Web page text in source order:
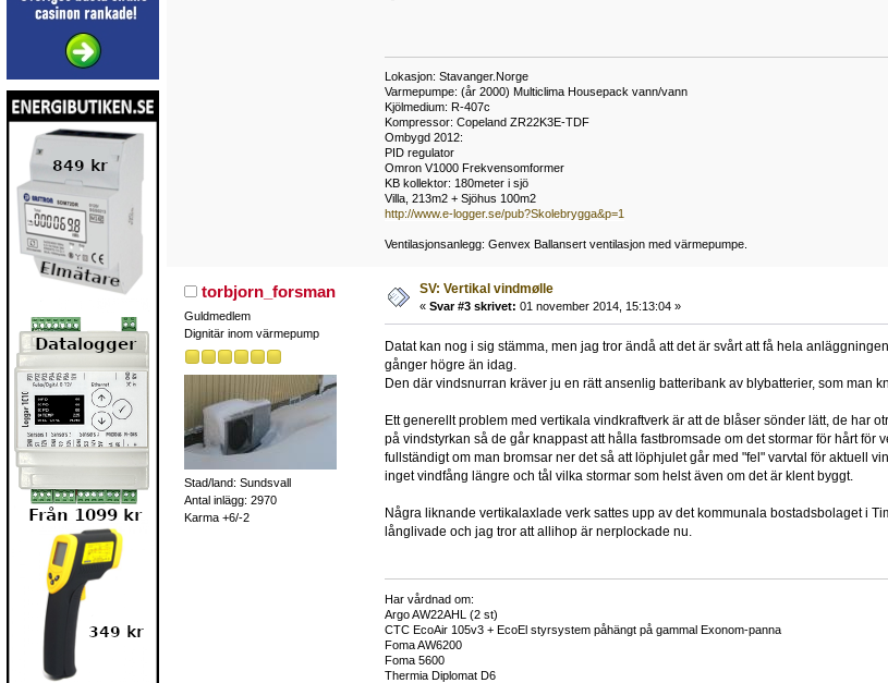
Lokasjon: Stavanger.Norge
Varmepumpe: (år 2000) Multiclima Housepack vann/vann
Kjölmedium: R-407c
Kompressor: Copeland ZR22K3E-TDF
Ombygd 2012:
PID regulator
Omron V1000 Frekvensomformer
KB kollektor: 180meter i sjö
Villa, 213m2 + Sjöhus 100m2
http://www.e-logger.se/pub?Skolebrygga&p=1
Ventilasjonsanlegg: Genvex Ballansert ventilasjon med värmepumpe.
torbjorn_forsman
Guldmedlem
Dignitär inom värmepump
Stad/land: Sundsvall
Antal inlägg: 2970
Karma +6/-2
SV: Vertikal vindmølle
« Svar #3 skrivet: 01 november 2014, 15:13:04 »
Datat kan nog i sig stämma, men jag tror ändå att det är svårt att få hela
gånger högre än idag.
Den där vindsnurran kräver ju en rätt ansenlig batteribank av blybatterier, som man
Ett generellt problem med vertikala vindkraftverk är att de blåser sönder lätt, de har
på vindstyrkan så de går knappast att hålla fastbromsade om det stormar för hårt för
fullständigt om man bromsar ner det så att löphjulet går med "fel" varvtal för aktuell
inget vindfång längre och tål vilka stormar som helst även om det är klent byggt.
Några liknande vertikalaxlade verk sattes upp av det kommunala bostadsbolaget i
långlivade och jag tror att allihop är nerplockade nu.
Har vårdnad om:
Argo AW22AHL (2 st)
CTC EcoAir 105v3 + EcoEl styrsystem påhängt på gammal Exonom-panna
Foma AW6200
Foma 5600
Thermia Diplomat D6